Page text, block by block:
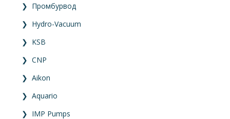
❯ Промбурвод
❯ Hydro-Vacuum
❯ KSB
❯ CNP
❯ Aikon
❯ Aquario
❯ IMP Pumps